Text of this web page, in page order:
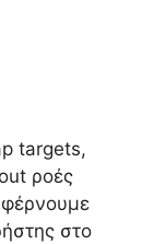
targets,
ροές
στο